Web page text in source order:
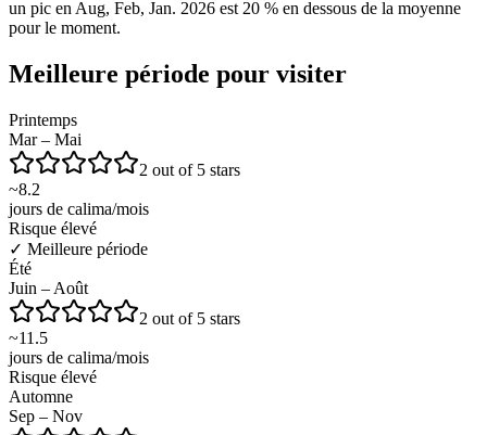
un pic en Aug, Feb, Jan. 2026 est 20 % en dessous de la moyenne
pour le moment.
Meilleure période pour visiter
Printemps
Mar – Mai
2 out of 5 stars
~8.2
jours de calima/mois
Risque élevé
✓ Meilleure période
Été
Juin – Août
2 out of 5 stars
~11.5
jours de calima/mois
Risque élevé
Automne
Sep – Nov